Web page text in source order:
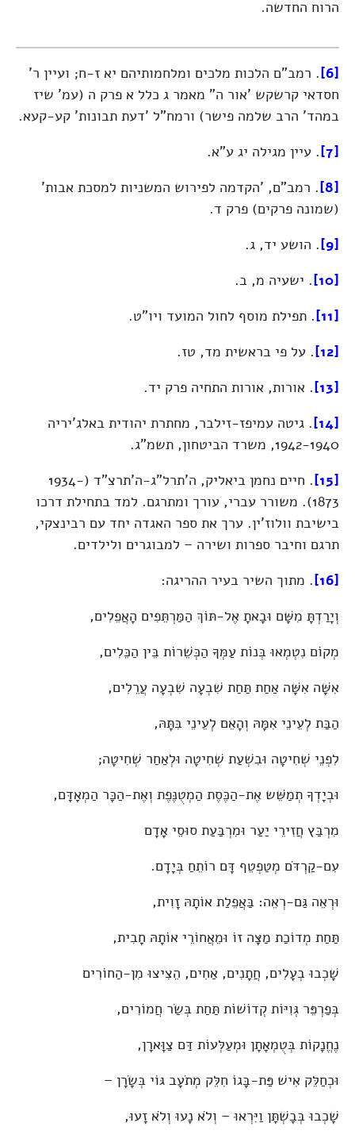
הרוח החדשה.
. רמב"ם הלכות מלכים ומלחמותיהם יא ז-ח; ועיין ר'
חסדאי קרשקש 'אור ה" מאמר ג כלל א פרק ה (עמ' שיז
במהד' הרב שלמה פישר) ורמח"ל 'דעת תבונות' קע-קעא.
. עיין מגילה יג ע"א.
. רמב"ם, 'הקדמה לפירוש המשניות למסכת אבות'
(שמונה פרקים) פרק ד.
. הושע יד, ג.
. ישעיה מ, ב.
. תפילת מוסף לחול המועד ויו"ט.
. על פי בראשית מד, טז.
. אורות, אורות התחיה פרק יד.
. גיטה עמיפז-זילבר, מחתרת יהודית באלג'יריה
1942-1940, משרד הביטחון, תשמ"ג.
. חיים נחמן ביאליק, ה'תרל"ג-ה'תרצ"ד (1934-
1873). משורר עברי, עורך ומתרגם. למד בתחילת דרכו
בישיבת וולוז'ין. ערך את ספר האגדה יחד עם רבינצקי,
תרגם וחיבר ספרות ושירה – למבוגרים ולילדים.
. מתוך השיר בעיר ההריגה:
וְיָרַדְתָּ מִשָּׁם וּבָאתָ אֶל-תּוֹךְ הַמַּרְתֵּפִים הָאֲפֵלִים,
מְקוֹם נִטְמְאוּ בְּנוֹת עַמְּךָ הַכְּשֵׁרוֹת בֵּין הַכֵּלִים,
אִשָּׁה אִשָּׁה אַחַת תַּחַת שִׁבְעָה שִׁבְעָה עֲרֵלִים,
הַבַּת לְעֵינֵי אִמָּהּ וְהָאֵם לְעֵינֵי בִּתָּהּ,
לִפְנֵי שְׁחִיטָה וּבִשְׁעַת שְׁחִיטָה וּלְאַחַר שְׁחִיטָה;
וּבְיָדְךָ תְמַשֵּׁש אֶת-הַכֶּסֶת הַמְטֻנֶּפֶת וְאֶת-הַכָּר הַמְאָדָּם,
מִרְבַּץ חֲזִירֵי יַעַר וּמִרְבַּעַת סוּסֵי אָדָם
עִם-קַרְדֹּם מְטַפְטֵף דָּם רוֹתֵחַ בְּיָדָם.
וּרְאֵה גַּם-רְאֵה: בַּאֲפֵלַת אוֹתָהּ זָוִית,
תַּחַת מְדוֹכַת מַצָּה זוֹ וּמֵאֲחוֹרֵי אוֹתָהּ חָבִית,
שָׁכְבוּ בְעָלִים, חֲתָנִים, אַחִים, הֵצִיצוּ מִן-הַחוֹרִים
בְּפַרְפֵּר גְּוִיּוֹת קְדוֹשׁוֹת תַּחַת בְּשַׂר חֲמוֹרִים,
נֶחֱנָקוֹת בְּטֻמְאָתָן וּמְעַלְּעוֹת דַּם צַוָּארָן,
וּכְחַלֵּק אִישׁ פַּת-בָּגוֹ חִלֵּק מְתֹעָב גּוֹי בְּשָׂרָן –
שָׁכְבוּ בְּבָשְׁתָּן וַיִּרְאוּ – וְלֹא נָעוּ וְלֹא זָעוּ,